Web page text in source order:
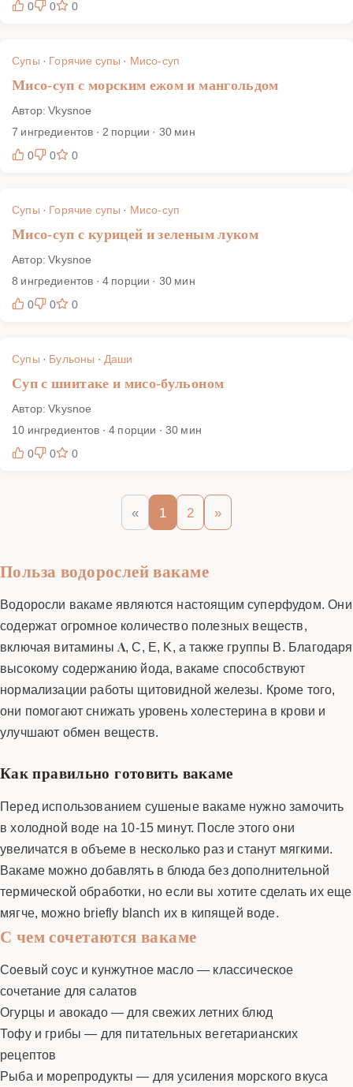
0 0 0
Супы · Горячие супы · Мисо-суп
Мисо-суп с морским ежом и мангольдом
Автор: Vkysnoe
7 ингредиентов · 2 порции · 30 мин
0
0 0
Супы · Горячие супы · Мисо-суп
Мисо-суп с курицей и зеленым луком
Автор: Vkysnoe
8 ингредиентов · 4 порции · 30 мин
0
0 0
Супы · Бульоны · Даши
Суп с шиитаке и мисо-бульоном
Автор: Vkysnoe
10 ингредиентов · 4 порции · 30 мин
0
0 0
« 1 2 »
Польза водорослей вакаме
Водоросли вакаме являются настоящим суперфудом. Они
содержат огромное количество полезных веществ,
включая витамины A, C, E, K, а также группы B. Благодаря
высокому содержанию йода, вакаме способствуют
нормализации работы щитовидной железы. Кроме того,
они помогают снижать уровень холестерина в крови и
улучшают обмен веществ.
Как правильно готовить вакаме
Перед использованием сушеные вакаме нужно замочить
в холодной воде на 10-15 минут. После этого они
увеличатся в объеме в несколько раз и станут мягкими.
Вакаме можно добавлять в блюда без дополнительной
термической обработки, но если вы хотите сделать их еще
мягче, можно briefly blanch их в кипящей воде.
С чем сочетаются вакаме
Соевый соус и кунжутное масло — классическое
сочетание для салатов
Огурцы и авокадо — для свежих летних блюд
Тофу и грибы — для питательных вегетарианских
рецептов
Рыба и морепродукты — для усиления морского вкуса